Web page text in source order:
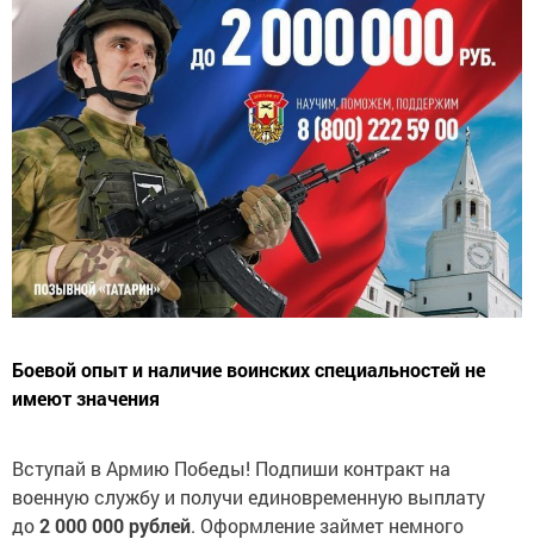
Боевой опыт и наличие воинских специальностей не
имеют значения
Вступай в Армию Победы! Подпиши контракт на
военную службу и получи единовременную выплату
до2 000 000 рублей. Оформление займет немного